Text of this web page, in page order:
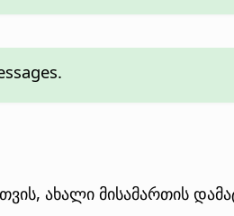
ახალი მისამართის